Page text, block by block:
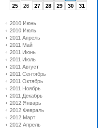
25
26 27 28 29 30 31
2010 Июнь
2010 Июль
2011 Апрель
2011 Май
2011 Июнь
2011 Июль
2011 Август
2011 Сентябрь
2011 Октябрь
2011 Ноябрь
2011 Декабрь
2012 Январь
2012 Февраль
2012 Март
2012 Апрель